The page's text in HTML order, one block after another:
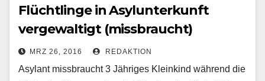
Flüchtlinge in Asylunterkunft
vergewaltigt (missbraucht)
MRZ 26, 2016 REDAKTION
Asylant missbraucht 3 Jähriges Kleinkind während die